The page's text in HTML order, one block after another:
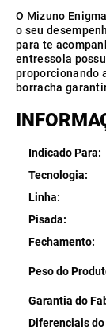
O Mizuno
o seu
para te
entressola
proporcionando
borracha
Indicado Para
Tecnologia
Linha
Pisada
Fechamento
Peso do
Garantia do
Diferenciais